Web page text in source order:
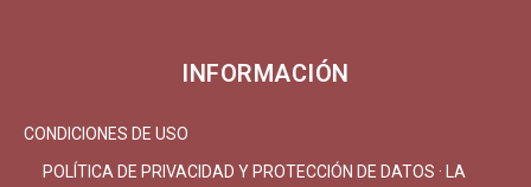
INFORMACIÓN
CONDICIONES DE USO
POLÍTICA DE PRIVACIDAD Y PROTECCIÓN DE DATOS · LA